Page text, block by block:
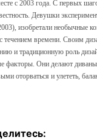
с 2003 года. С первых
Девушки
изобретали необычные
течением времени. Своим
и традиционную роль
факторы. Они делают
оторваться и улететь,